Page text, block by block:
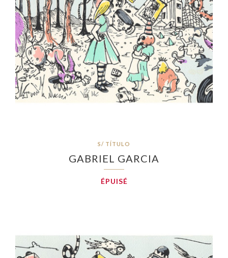
S/ TÍTULO
GABRIEL GARCIA
ÉPUISÉ